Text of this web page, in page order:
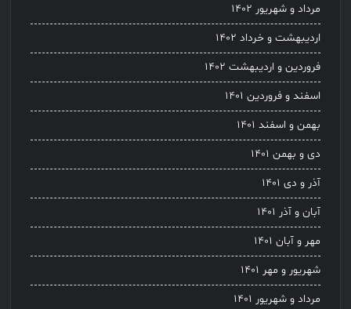
مرداد و شهریور ۱۴۰۲
اردیبهشت و خرداد ۱۴۰۲
فروردین و اردیبهشت ۱۴۰۲
اسفند و فروردین ۱۴۰۱
بهمن و اسفند ۱۴۰۱
دی و بهمن ۱۴۰۱
آذر و دی ۱۴۰۱
آبان و آذر ۱۴۰۱
مهر و آبان ۱۴۰۱
شهریور و مهر ۱۴۰۱
مرداد و شهریور ۱۴۰۱